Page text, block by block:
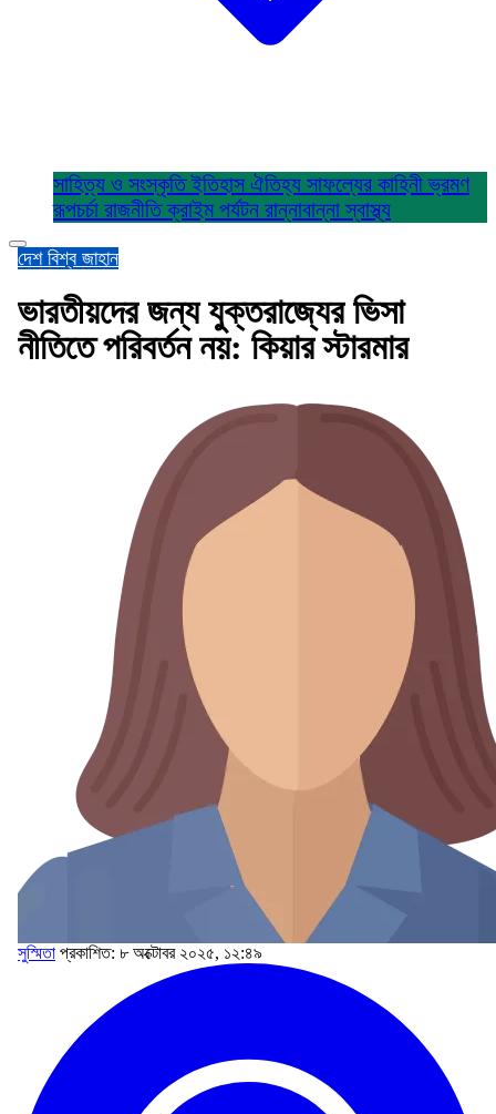
সাহিত্য ও সংস্কৃতিইতিহাস ঐতিহ্য সাফল্যের কাহিনীভ্রমণ
রূপচর্চা রাজনীতিক্রাইম পর্যটন রান্নাবান্নাস্বাস্থ্য
দেশ বিশ্ব জাহান
ভারতীয়দের জন্য যুক্তরাজ্যের ভিসা
নীতিতে পরিবর্তন নয়: কিয়ার স্টারমার
সুস্মিতা প্রকাশিত: ৮ অক্টোবর ২০২৫, ১২:৪৯